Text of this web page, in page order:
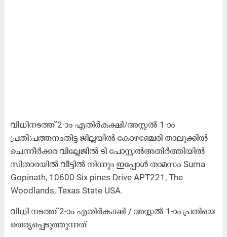
വിധിനടത്ത് 2-ാം എതിർകക്ഷി/അസ്സൽ 1-ാം
പ്രതി:പത്തനംതിട്ട ജില്ലയിൽ കോഴഞ്ചേരി താലൂക്കിൽ
ചെന്നീർക്കര വില്ലേജിൽ ടി പോസ്റ്റൽഅതിർത്തിയിൽ
സിതാരയിൽ വീട്ടിൽ നിന്നും ഇപ്പോൾ താമസം Suma
Gopinath, 10600 Six pines Drive APT221, The
Woodlands, Texas State USA.
വിധി നടത്ത് 2-ാം എതിർകക്ഷി / അസ്സൽ 1-ാം പ്രതിയെ
തെര്യപ്പെടുത്തുന്നത്